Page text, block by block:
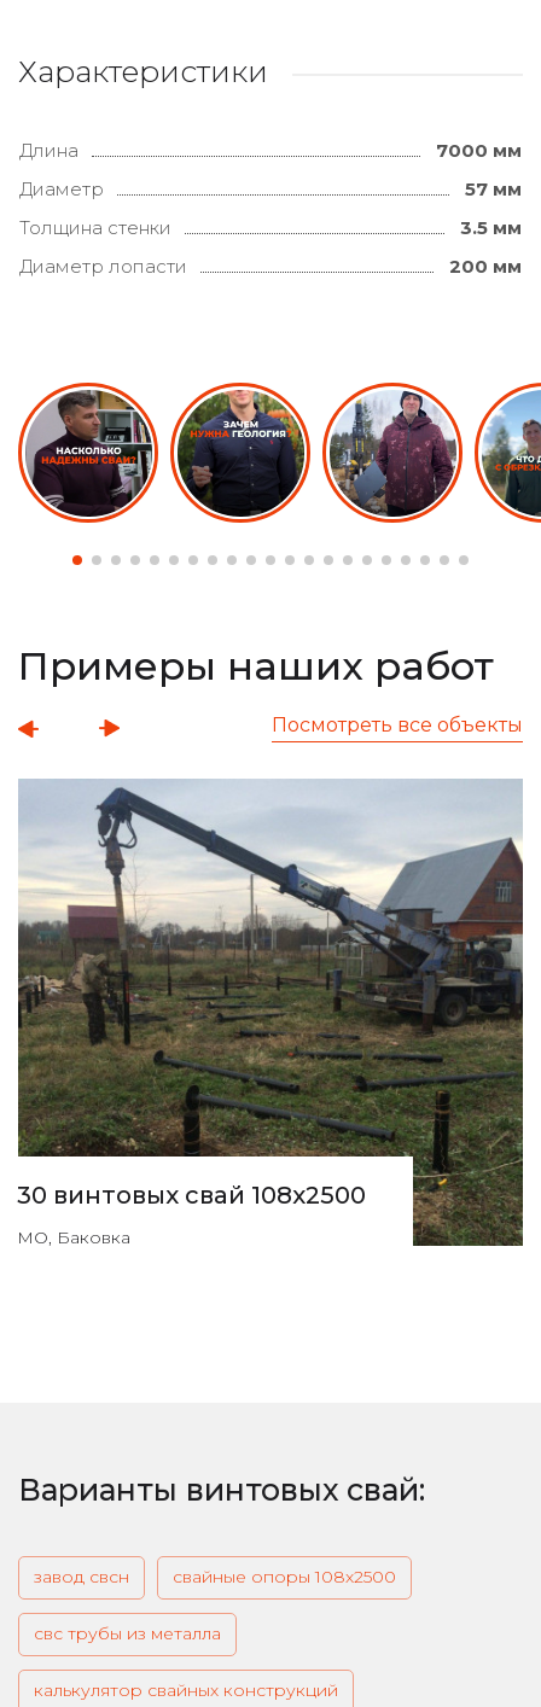
Характеристики
Длина
7000 мм
Диаметр
57 мм
Толщина стенки
3.5 мм
Диаметр лопасти
200 мм
Примеры наших работ
Посмотреть все объекты
30 винтовых свай 108х2500
МО, Баковка
Варианты винтовых свай:
завод свсн свайные опоры 108х2500
свс трубы из металла
калькулятор свайных конструкций